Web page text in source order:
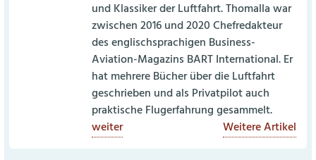
und Klassiker der Luftfahrt. Thomalla war
zwischen 2016 und 2020 Chefredakteur
des englischsprachigen Business-
Aviation-Magazins BART International. Er
hat mehrere Bücher über die Luftfahrt
geschrieben und als Privatpilot auch
praktische Flugerfahrung gesammelt.
weiter
Weitere Artikel